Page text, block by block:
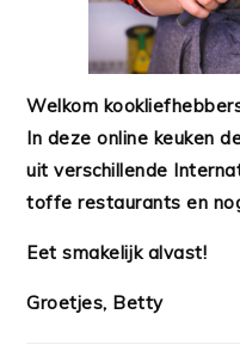
Welkom
In deze online keuken
uit verschillende
toffe restaurants en
Eet smakelijk alvast!
Groetjes, Betty